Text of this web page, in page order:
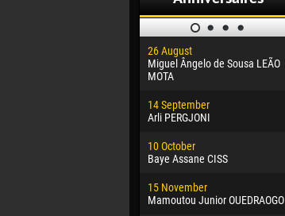
26 August
Miguel Ângelo de Sousa LEÃO
MOTA
14 September
Arli PERGJONI
10 October
Baye Assane CISS
15 November
Mamoutou Junior OUEDRAOGO